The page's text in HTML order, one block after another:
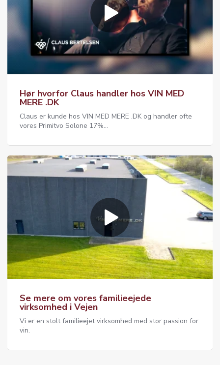
Hør hvorfor Claus handler hos VIN MED
MERE .DK
Claus er kunde hos VIN MED MERE .DK og handler ofte
vores Primitvo Solone 17%...
Se mere om vores familieejede
virksomhed i Vejen
Vi er en stolt familieejet virksomhed med stor passion for
vin.